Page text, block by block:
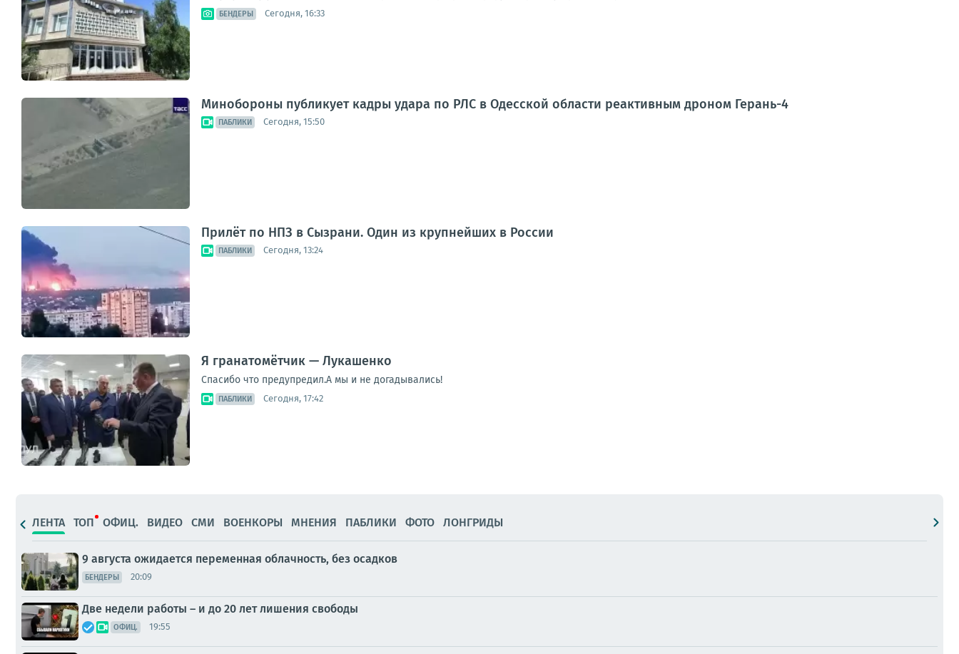
БЕНДЕРЫ Сегодня, 16:33
Минобороны публикует кадры удара по РЛС в Одесской области реактивным дроном Герань-4
ПАБЛИКИ Сегодня, 15:50
Прилёт по НПЗ в Сызрани. Один из крупнейших в России
ПАБЛИКИ Сегодня, 13:24
Я гранатомётчик — Лукашенко
Спасибо что предупредил.А мы и не догадывались!
ПАБЛИКИ Сегодня, 17:42
ЛЕНТА ТОП ОФИЦ. ВИДЕО СМИ ВОЕНКОРЫ МНЕНИЯ ПАБЛИКИ ФОТО ЛОНГРИДЫ
9 августа ожидается переменная облачность, без осадков
БЕНДЕРЫ 20:09
Две недели работы – и до 20 лет лишения свободы
ОФИЦ. 19:55